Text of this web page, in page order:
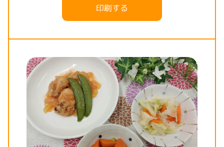
印刷する